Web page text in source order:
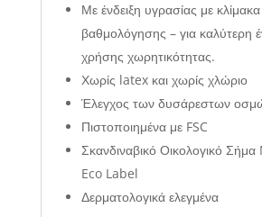
Με ένδειξη υγρασίας με κλίμακα
βαθμολόγησης – για καλύτερη
χρήσης χωρητικότητας.
Χωρίς latex και χωρίς χλώριο
Έλεγχος των δυσάρεστων
Πιστοποιημένα με FSC
Σκανδιναβικό Οικολογικό
Eco Label
Δερματολογικά ελεγμένα